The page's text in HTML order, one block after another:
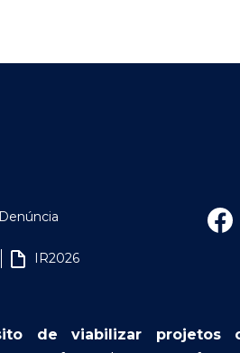
Denúncia
IR2026
de viabilizar projetos